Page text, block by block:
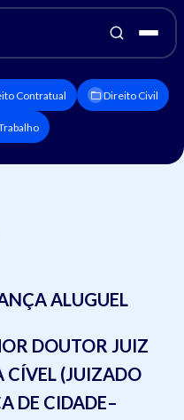
Contratual Direito Civil
ALUGUEL
DOUTOR JUIZ
CÍVEL (JUIZADO
DE CIDADE–